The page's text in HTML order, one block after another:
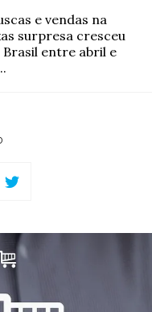
e vendas na
surpresa cresceu
Brasil entre abril e